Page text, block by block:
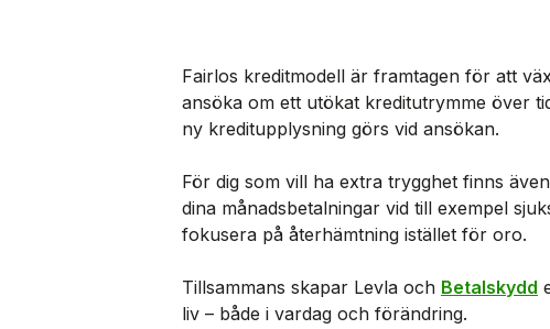
Fairlos kreditmodell är framtagen för att
ansöka om ett utökat kreditutrymme över
ny kreditupplysning görs vid ansökan.
För dig som vill ha extra trygghet finns
dina månadsbetalningar vid till exempel
fokusera på återhämtning istället för oro.
Tillsammans skapar Levla och Betalskydd
liv – både i vardag och förändring.